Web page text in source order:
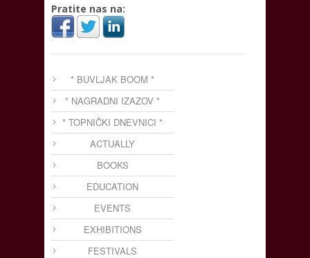
Pratite nas na:
* BUVLJAK BOOM *
* NAGRADNI IZAZOV *
* TOPNIČKI DNEVNICI *
ACTUALLY
BOOKS
EDUCATION
EVENTS
EXHIBITIONS
FESTIVALS